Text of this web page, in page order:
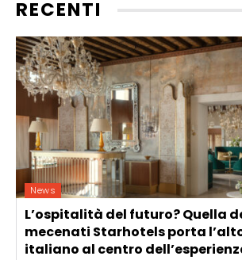
RECENTI
News
L’ospitalità del futuro? Quella
mecenati Starhotels porta
italiano al centro